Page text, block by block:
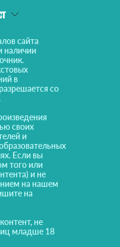
сайта
наличии
в
со
своих
и
Если вы
того или
и не
на нашем
на
не
младше 18